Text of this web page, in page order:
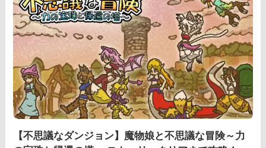
【不思議なダンジョン】魔物娘と不思議な冒険～力